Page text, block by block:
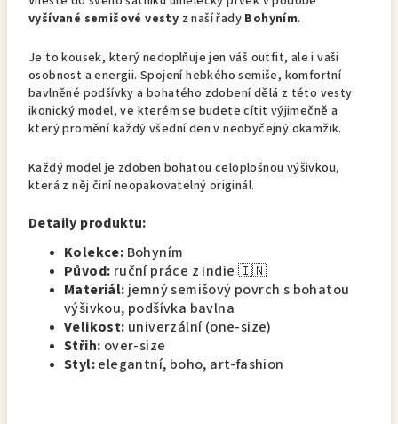
vyšívané semišové vesty z naší řady Bohyním.
Je to kousek, který nedoplňuje jen váš outfit, ale i vaši
osobnost a energii. Spojení hebkého semiše, komfortní
bavlněné podšívky a bohatého zdobení dělá z této vesty
ikonický model, ve kterém se budete cítit výjimečně a
který promění každý všední den v neobyčejný okamžik.
Každý model je zdoben bohatou celoplošnou výšivkou,
která z něj činí neopakovatelný originál.
Detaily produktu:
Kolekce: Bohyním
Původ: ruční práce z Indie 🇮🇳
Materiál: jemný semišový povrch s bohatou
výšivkou, podšívka bavlna
Velikost: univerzální (one-size)
Střih: over-size
Styl:elegantní, boho, art-fashion